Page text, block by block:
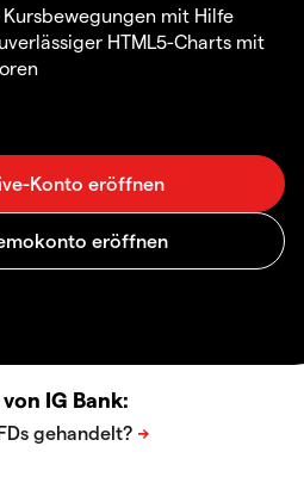
Kursbewegungen mit Hilfe
HTML5-Charts mit
IG Bank: